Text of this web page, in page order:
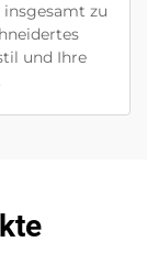
zu
und Ihre